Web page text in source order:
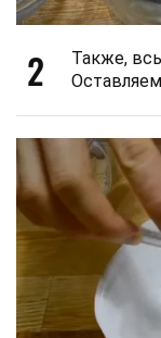
2
Также,